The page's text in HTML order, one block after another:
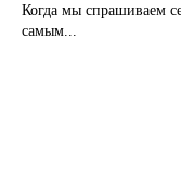
Когда мы спрашиваем
самым...